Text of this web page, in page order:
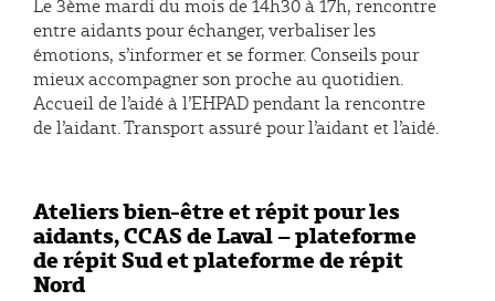
Le 3ème mardi du mois de 14h30 à 17h, rencontre
entre aidants pour échanger, verbaliser les
émotions, s’informer et se former. Conseils pour
mieux accompagner son proche au quotidien.
Accueil de l’aidé à l’EHPAD pendant la rencontre
de l’aidant. Transport assuré pour l’aidant et l’aidé.
Ateliers bien-être et répit pour les
aidants, CCAS de Laval – plateforme
de répit Sud et plateforme de répit
Nord